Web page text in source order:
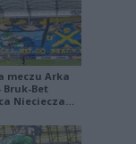
meczu Arka
Bruk-Bet
Nieciecza